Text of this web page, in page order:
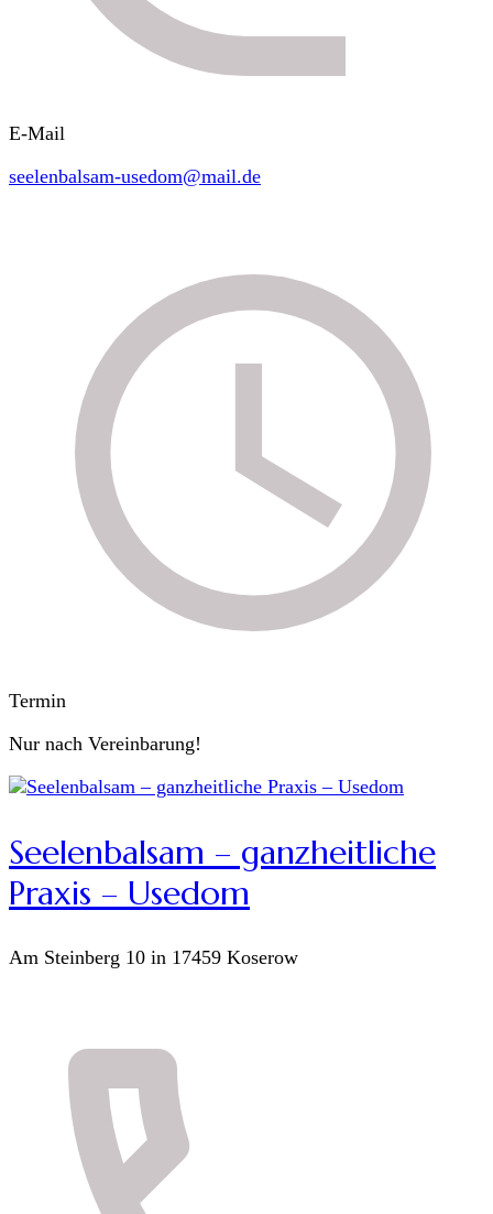
E-Mail
seelenbalsam-usedom@mail.de
Termin
Nur nach Vereinbarung!
Seelenbalsam – ganzheitliche
Praxis – Usedom
Am Steinberg 10 in 17459 Koserow